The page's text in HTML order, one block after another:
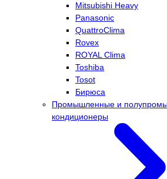
Mitsubishi Heavy
Panasonic
QuattroClima
Rovex
ROYAL Clima
Toshiba
Tosot
Бирюса
Промышленные и
кондиционеры